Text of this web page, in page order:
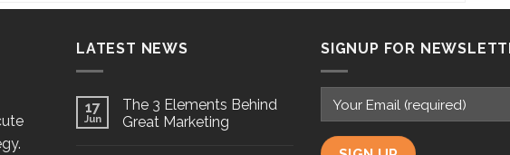
LATEST NEWS
17
Jun
The 3 Elements Behind
Great Marketing
SIGNUP FOR